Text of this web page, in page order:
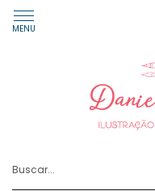
MENU